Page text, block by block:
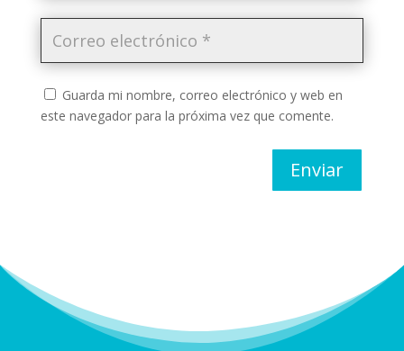
Guarda mi nombre, correo electrónico y web en
este navegador para la próxima vez que comente.
Enviar